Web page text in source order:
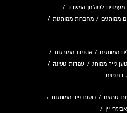
מעמדים לשולחן המשרד /
ממותגים / מחברות ממותגות /
ממותגים / אוזניות ממותגות /
נייד ממותג / עמדות טעינה /
רחפנים
טרמים / כוסות נייר ממותגות /
אביזרי יין /